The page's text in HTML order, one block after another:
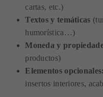
cartas, etc.)
Textos y temáticas
humorística…)
Moneda y
productos)
Elementos opcionales:
insertos interiores,